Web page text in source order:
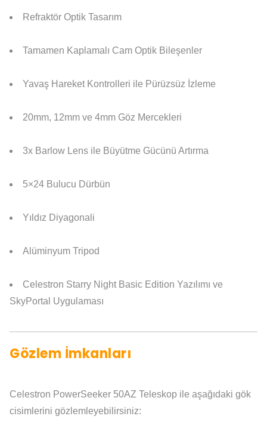
Refraktör Optik Tasarım
Tamamen Kaplamalı Cam Optik Bileşenler
Yavaş Hareket Kontrolleri ile Pürüzsüz İzleme
20mm, 12mm ve 4mm Göz Mercekleri
3x Barlow Lens ile Büyütme Gücünü Artırma
5×24 Bulucu Dürbün
Yıldız Diyagonali
Alüminyum Tripod
Celestron Starry Night Basic Edition Yazılımı ve
SkyPortal Uygulaması
Gözlem İmkanları
Celestron PowerSeeker 50AZ Teleskop ile aşağıdaki gök
cisimlerini gözlemleyebilirsiniz: